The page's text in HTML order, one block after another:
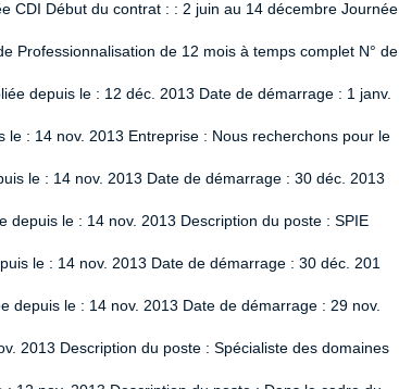
CDI Début du contrat : : 2 juin au 14 décembre Journée
Professionnalisation de 12 mois à temps complet N° de
depuis le : 12 déc. 2013 Date de démarrage : 1 janv.
le : 14 nov. 2013 Entreprise : Nous recherchons pour le
le : 14 nov. 2013 Date de démarrage : 30 déc. 2013
depuis le : 14 nov. 2013 Description du poste : SPIE
le : 14 nov. 2013 Date de démarrage : 30 déc. 201
depuis le : 14 nov. 2013 Date de démarrage : 29 nov.
2013 Description du poste : Spécialiste des domaines